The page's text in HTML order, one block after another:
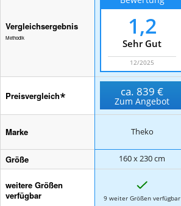
Vergleichsergebnis
Methodik 1,2
Sehr Gut
12/2025
Preisvergleich ca. 839 €
Zum Angebot
Marke Theko
Größe 160 x 230 cm
weitere Größen
verfügbar
9 weiter Größen verfügbar